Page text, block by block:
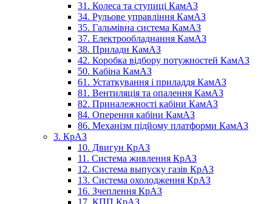
31. Колеса та ступиці КамАЗ
34. Рульове управління КамАЗ
35. Гальмівна система КамАЗ
37. Електрообладнання КамАЗ
38. Прилади КамАЗ
42. Коробка відбору потужностей КамАЗ
50. Кабіна КамАЗ
61. Устаткування і приладдя КамАЗ
81. Вентиляція та опалення КамАЗ
82. Приналежності кабіни КамАЗ
84. Оперення кабіни КамАЗ
86. Механізм підйому платформи КамАЗ
3. КрАЗ
10. Двигун КрАЗ
11. Система живлення КрАЗ
12. Система выпуску газів КрАЗ
13. Система охолодження КрАЗ
16. Зчеплення КрАЗ
17. КПП КрАЗ